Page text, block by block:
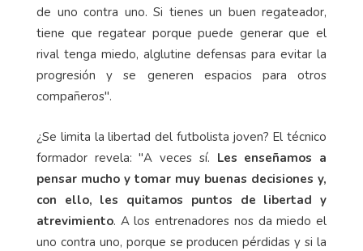
de uno contra uno. Si tienes un buen regateador,
tiene que regatear porque puede generar que el
rival tenga miedo, alglutine defensas para evitar la
progresión y se generen espacios para otros
compañeros".
¿Se limita la libertad del futbolista joven? El técnico
formador revela: "A veces sí. Les enseñamos a
pensar mucho y tomar muy buenas decisiones y,
con ello, les quitamos puntos de libertad y
atrevimiento. A los entrenadores nos da miedo el
uno contra uno, porque se producen pérdidas y si la